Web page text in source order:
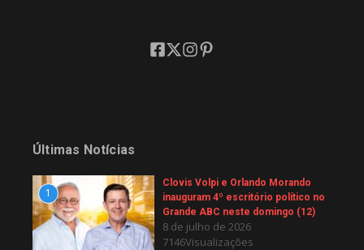
Últimas Notícias
1
Clovis Volpi e Orlando Morando
inauguram 4º escritório político no
Grande ABC neste domingo (12)
8 de julho de 2026
7146Visualizações